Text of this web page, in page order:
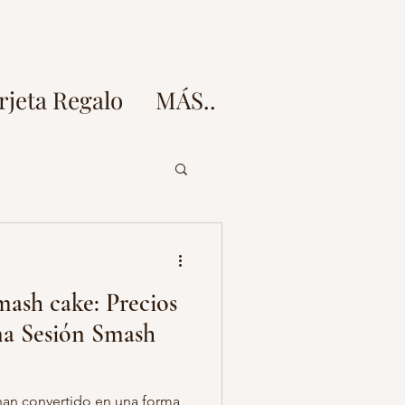
Regalo MÁS..
fotos embarazo
cake: Precios
Sesión Smash
convertido en una forma